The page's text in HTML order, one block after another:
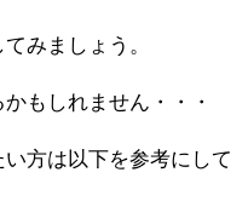
みましょう。
もしれません・・・
方は以下を参考にして